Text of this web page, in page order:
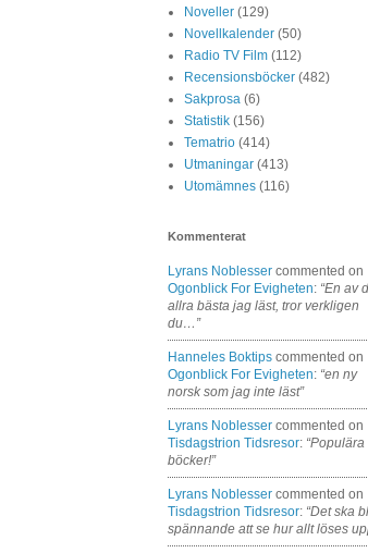
Noveller (129)
Novellkalender (50)
Radio TV Film (112)
Recensionsböcker (482)
Sakprosa (6)
Statistik (156)
Tematrio (414)
Utmaningar (413)
Utomämnes (116)
Kommenterat
Lyrans Noblesser commented on
Ogonblick For Evigheten: “En av
allra bästa jag läst, tror verkligen
du…”
Hanneles Boktips commented on
Ogonblick For Evigheten: “en ny
norsk som jag inte läst”
Lyrans Noblesser commented on
Tisdagstrion Tidsresor: “Populära
böcker!”
Lyrans Noblesser commented on
Tisdagstrion Tidsresor: “Det ska
spännande att se hur allt löses